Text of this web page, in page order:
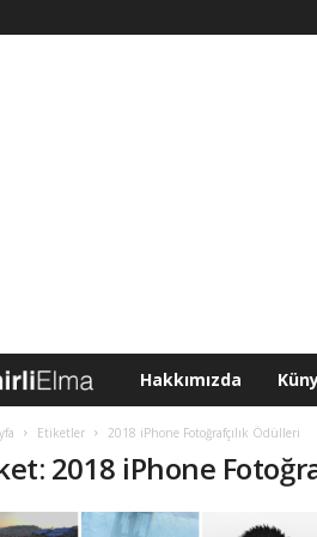
i
h
Hakkımızda
Etiketler 2018 iPhone Fotoğrafçılık Ödülleri
2018 iPhone